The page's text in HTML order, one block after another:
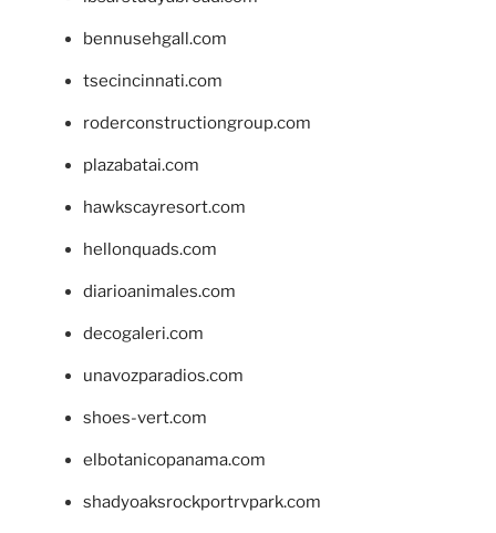
bennusehgall.com
tsecincinnati.com
roderconstructiongroup.com
plazabatai.com
hawkscayresort.com
hellonquads.com
diarioanimales.com
decogaleri.com
unavozparadios.com
shoes-vert.com
elbotanicopanama.com
shadyoaksrockportrvpark.com